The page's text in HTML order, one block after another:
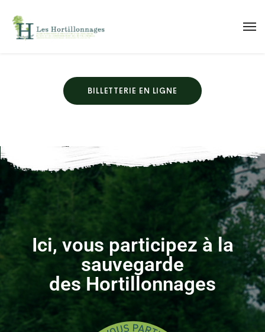
BILLETTERIE EN LIGNE
Ici, vous participez à la
sauvegarde
des Hortillonnages